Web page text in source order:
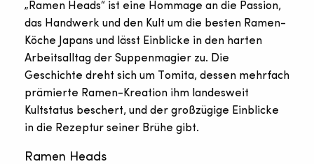
„Ramen Heads“ ist eine Hommage an die Passion,
das Handwerk und den Kult um die besten Ramen-
Köche Japans und lässt Einblicke in den harten
Arbeitsalltag der Suppenmagier zu. Die
Geschichte dreht sich um Tomita, dessen mehrfach
prämierte Ramen-Kreation ihm landesweit
Kultstatus beschert, und der großzügige Einblicke
in die Rezeptur seiner Brühe gibt.
Ramen Heads